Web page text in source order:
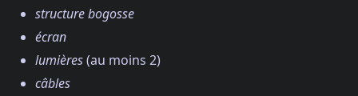
structure bogosse
écran
lumières(au moins 2)
câbles